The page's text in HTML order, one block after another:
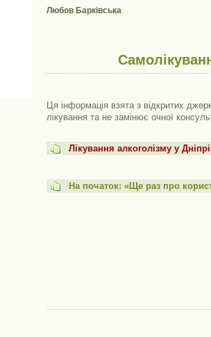
Любов Барківська
Ця інформація взята з відкритих
лікування та не замінює очної
Лікування алкоголізму у Дніпрі
На початок: «Ще раз про